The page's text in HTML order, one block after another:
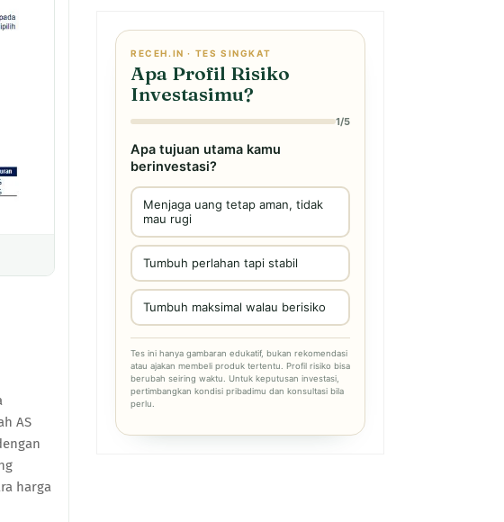
AS
harga
RECEH.IN · TES SINGKAT
Apa Profil Risiko
Investasimu?
1/5
Apa tujuan utama kamu
berinvestasi?
Menjaga uang tetap aman, tidak
mau rugi
Tumbuh perlahan tapi stabil
Tumbuh maksimal walau berisiko
Tes ini hanya gambaran edukatif, bukan rekomendasi
atau ajakan membeli produk tertentu. Profil risiko bisa
berubah seiring waktu. Untuk keputusan investasi,
pertimbangkan kondisi pribadimu dan konsultasi bila
perlu.